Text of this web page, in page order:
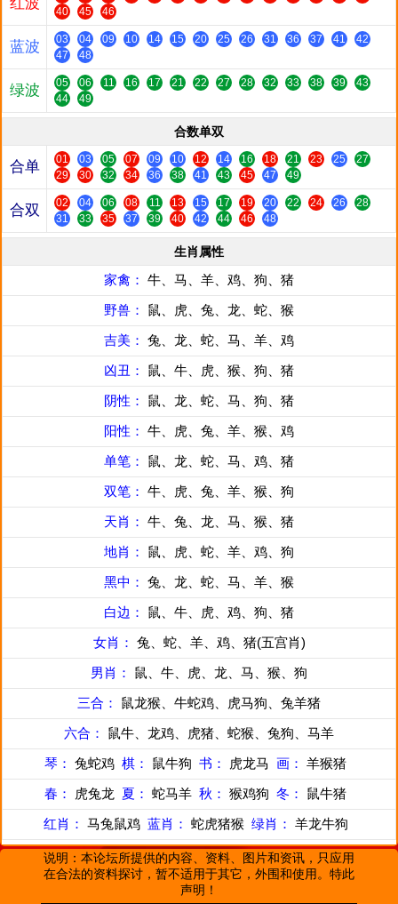
40
45 46
蓝波 03 04 09 10 14 15 20 25 26 31 36 37 41
42
47
48
绿波 05 06 11 16 17 21 22 27 28 32 33 38 39
43
44
49
合数单双
合单 01 03 05 07 09 10 12 14 16 18 21 23 25
27
29
30 32 34 36 38 41 43 45 47 49
合双 02 04 06 08 11 13 15 17 19 20 22 24 26
28
31
33 35 37 39 40 42 44 46 48
生肖属性
家禽： 牛、马、羊、鸡、狗、猪
野兽： 鼠、虎、兔、龙、蛇、猴
吉美： 兔、龙、蛇、马、羊、鸡
凶丑： 鼠、牛、虎、猴、狗、猪
阴性： 鼠、龙、蛇、马、狗、猪
阳性： 牛、虎、兔、羊、猴、鸡
单笔： 鼠、龙、蛇、马、鸡、猪
双笔： 牛、虎、兔、羊、猴、狗
天肖： 牛、兔、龙、马、猴、猪
地肖： 鼠、虎、蛇、羊、鸡、狗
黑中： 兔、龙、蛇、马、羊、猴
白边： 鼠、牛、虎、鸡、狗、猪
女肖： 兔、蛇、羊、鸡、猪(五宫肖)
男肖： 鼠、牛、虎、龙、马、猴、狗
三合： 鼠龙猴、牛蛇鸡、虎马狗、兔羊猪
六合： 鼠牛、龙鸡、虎猪、蛇猴、兔狗、马羊
琴： 兔蛇鸡 棋： 鼠牛狗 书： 虎龙马 画： 羊猴猪
春：
虎兔龙 夏： 蛇马羊 秋： 猴鸡狗 冬： 鼠牛猪
红肖： 马兔鼠鸡 蓝肖： 蛇虎猪猴 绿肖： 羊龙牛狗
说明：本论坛所提供的内容、资料、图片和资讯，只应用
在合法的资料探讨，暂不适用于其它，外围和使用。特此
声明！